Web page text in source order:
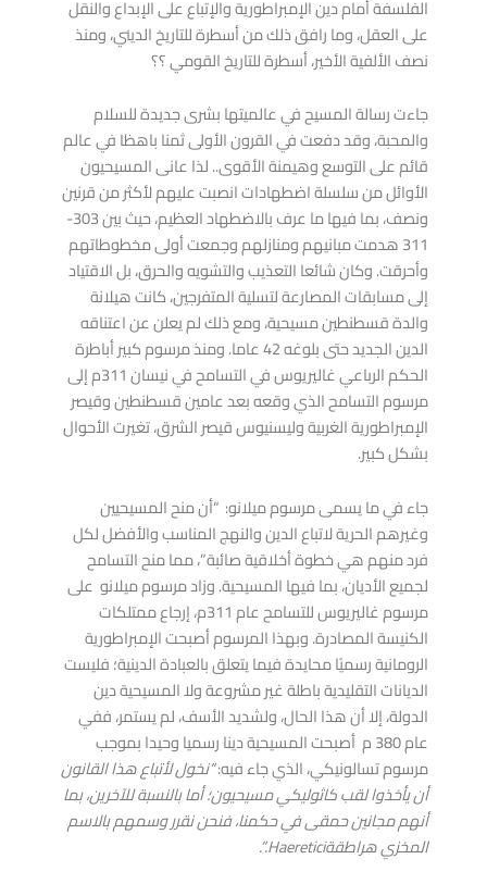
الفلسفة أمام دين الإمبراطورية والإتباع على الإبداع والنقل
على العقل، وما رافق ذلك من أسطرة للتاريخ الديني، ومنذ
نصف الألفية الأخير، أسطرة للتاريخ القومي ؟؟
جاءت رسالة المسيح في عالميتها بشرى جديدة للسلام
والمحبة، وقد دفعت في القرون الأولى ثمنا باهظا في عالم
قائم على التوسع وهيمنة الأقوى.. لذا عانى المسيحيون
الأوائل من سلسلة اضطهادات انصبت عليهم لأكثر من قرنين
ونصف، بما فيها ما عرف بالاضطهاد العظيم، حيث بين 303-
311 هدمت مبانيهم ومنازلهم وجمعت أولى مخطوطاتهم
وأحرقت. وكان شائعا التعذيب والتشويه والحرق، بل الاقتياد
إلى مسابقات المصارعة لتسلية المتفرجين، كانت هيلانة
والدة قسطنطين مسيحية، ومع ذلك لم يعلن عن اعتناقه
الدين الجديد حتى بلوغه 42 عاما. ومنذ مرسوم كبير أباطرة
الحكم الرباعي غاليريوس في التسامح في نيسان 311م إلى
مرسوم التسامح الذي وقعه بعد عامين قسطنطين وقيصر
الإمبراطورية الغربية وليسنيوس قيصر الشرق، تغيرت الأحوال
بشكل كبير.
جاء في ما يسمى مرسوم ميلانو: “أن منح المسيحيين
وغيرهم الحرية لاتباع الدين والنهج المناسب والأفضل لكل
فرد منهم هي خطوة أخلاقية صائبة”، مما منح التسامح
لجميع الأديان، بما فيها المسيحية. وزاد مرسوم ميلانو على
مرسوم غاليريوس للتسامح عام 311م، إرجاع ممتلكات
الكنيسة المصادرة. وبهذا المرسوم أصبحت الإمبراطورية
الرومانية رسميًا محايدة فيما يتعلق بالعبادة الدينية؛ فليست
الديانات التقليدية باطلة غير مشروعة ولا المسيحية دين
الدولة، إلا أن هذا الحال، ولشديد الأسف، لم يستمر، ففي
عام 380 م أصبحت المسيحية دينا رسميا وحيدا بموجب
مرسوم تسالونيكي، الذي جاء فيه:“نخول لأتباع هذا القانون
أن يأخذوا لقب كاثوليكي مسيحيون؛ أما بالنسبة للآخرين، بما
أنهم مجانين حمقى في حكمنا، فنحن نقرر وسمهم بالاسم
المخزي هراطقةHaeretici
.”.